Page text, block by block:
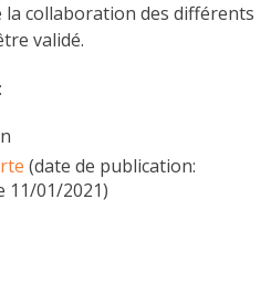
la collaboration des différents
validé.
(date de publication:
11/01/2021)